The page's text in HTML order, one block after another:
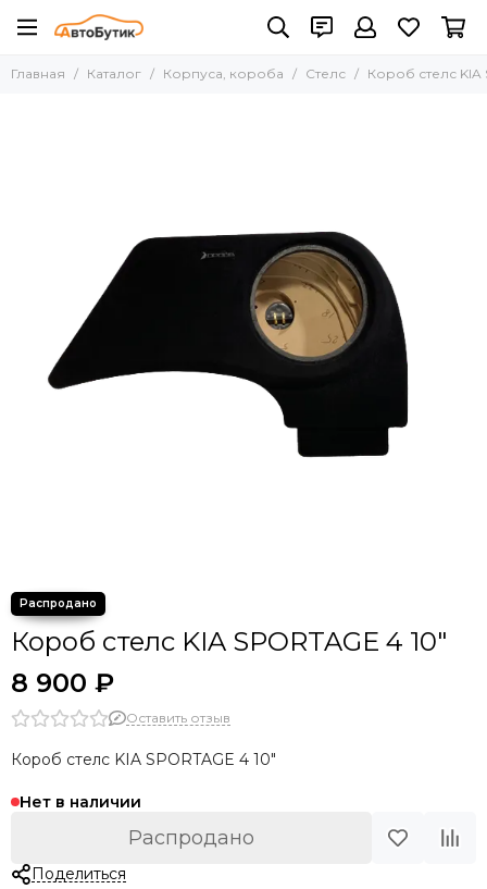
Корпуса, короба
Главная Каталог Корпуса, короба Стелс Короб стелс KIA
Короб стелс KIA SPORTAGE 4 10"
8 900 ₽
Оставить отзыв
Короб стелс KIA SPORTAGE 4 10"
Нет в наличии
Распродано
Поделиться